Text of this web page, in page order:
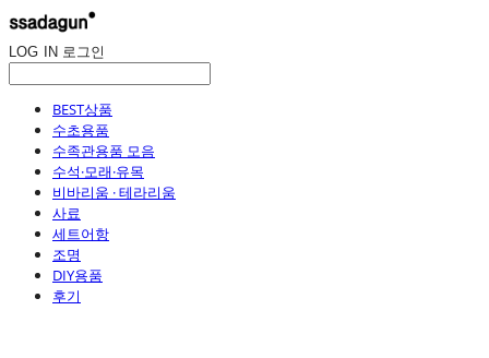
LOG IN 로그인
BEST상품
수초용품
수족관용품 모음
수석·모래·유목
비바리움 · 테라리움
사료
세트어항
조명
DIY용품
후기